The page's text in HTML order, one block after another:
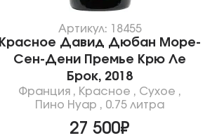
Артикул: 18455
Красное Давид Дюбан Море-
Сен-Дени Премье Крю Ле
Брок, 2018
Франция , Красное , Сухое ,
Пино Нуар , 0.75 литра
27 500₽